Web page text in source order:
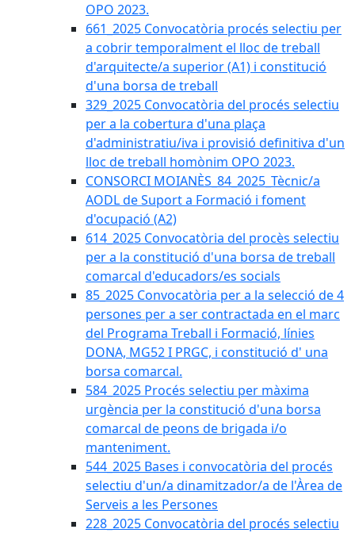
OPO 2023.
661_2025 Convocatòria procés selectiu per
a cobrir temporalment el lloc de treball
d'arquitecte/a superior (A1) i constitució
d'una borsa de treball
329_2025 Convocatòria del procés selectiu
per a la cobertura d'una plaça
d'administratiu/iva i provisió definitiva d'un
lloc de treball homònim OPO 2023.
CONSORCI MOIANÈS_84_2025_Tècnic/a
AODL de Suport a Formació i foment
d'ocupació (A2)
614_2025 Convocatòria del procès selectiu
per a la constitució d'una borsa de treball
comarcal d'educadors/es socials
85_2025 Convocatòria per a la selecció de 4
persones per a ser contractada en el marc
del Programa Treball i Formació, línies
DONA, MG52 I PRGC, i constitució d' una
borsa comarcal.
584_2025 Procés selectiu per màxima
urgència per la constitució d'una borsa
comarcal de peons de brigada i/o
manteniment.
544_2025 Bases i convocatòria del procés
selectiu d'un/a dinamitzador/a de l'Àrea de
Serveis a les Persones
228_2025 Convocatòria del procés selectiu